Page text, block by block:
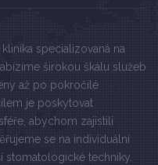
specializovaná na
širokou škálu služeb
až po pokročilé
je poskytovat
abychom zajistili
se na individuální
stomatologické techniky.